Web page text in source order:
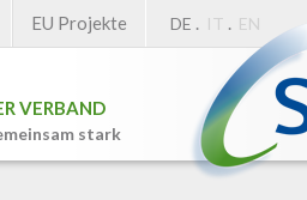
VERBAND
stark
EU Projekte DE . IT . EN